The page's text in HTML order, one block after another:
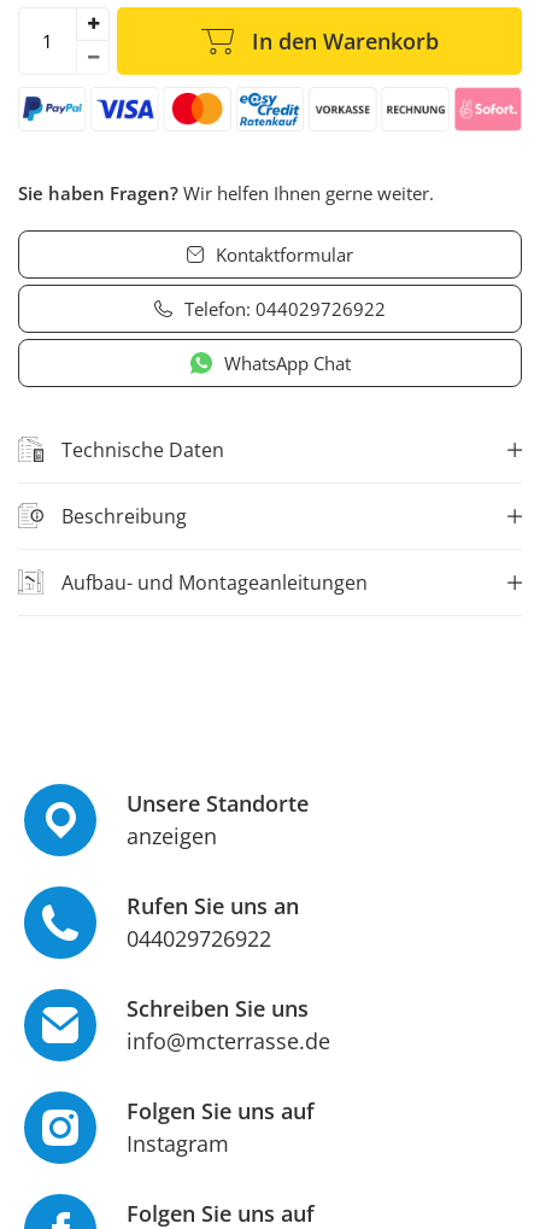
In den Warenkorb
Sie haben Fragen? Wir helfen Ihnen gerne weiter.
Kontaktformular
Telefon: 044029726922
WhatsApp Chat
Technische Daten
Beschreibung
Aufbau- und Montageanleitungen
Unsere Standorte
anzeigen
Rufen Sie uns an
044029726922
Schreiben Sie uns
info@mcterrasse.de
Folgen Sie uns auf
Instagram
Folgen Sie uns auf